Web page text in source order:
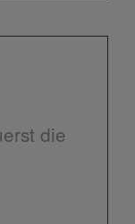
die